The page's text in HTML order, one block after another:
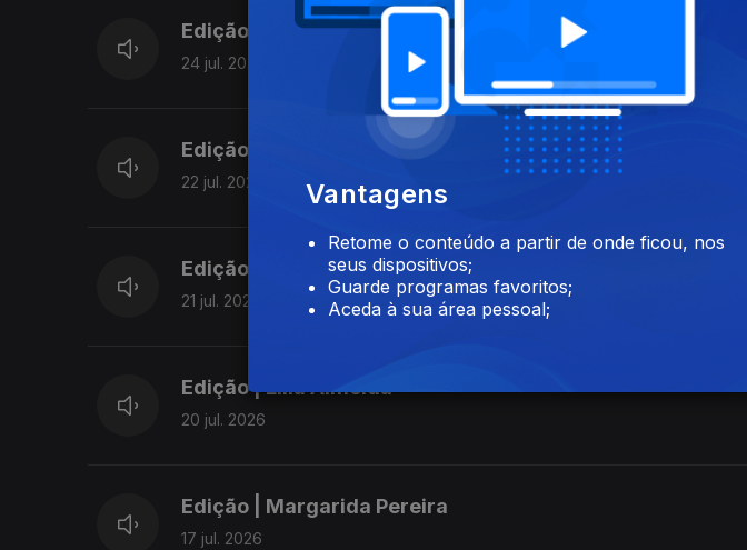
Edição | Margarida Pereira
24 jul. 2026
Edição | Margarida Pereira
22 jul. 2026
Edição | Margarida Pereira
21 jul. 2026
Edição | Lília Almeida
20 jul. 2026
Edição | Margarida Pereira
17 jul. 2026
Vantagens
Retome o conteúdo a partir de onde ficou, nos
seus dispositivos;
Guarde programas favoritos;
Aceda à sua área pessoal;